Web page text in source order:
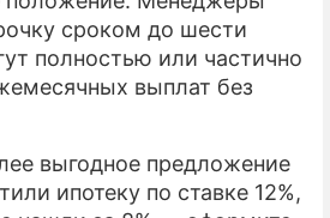
сроком до шести
полностью или частично
выплат без
выгодное предложение
ипотеку по ставке 12%,